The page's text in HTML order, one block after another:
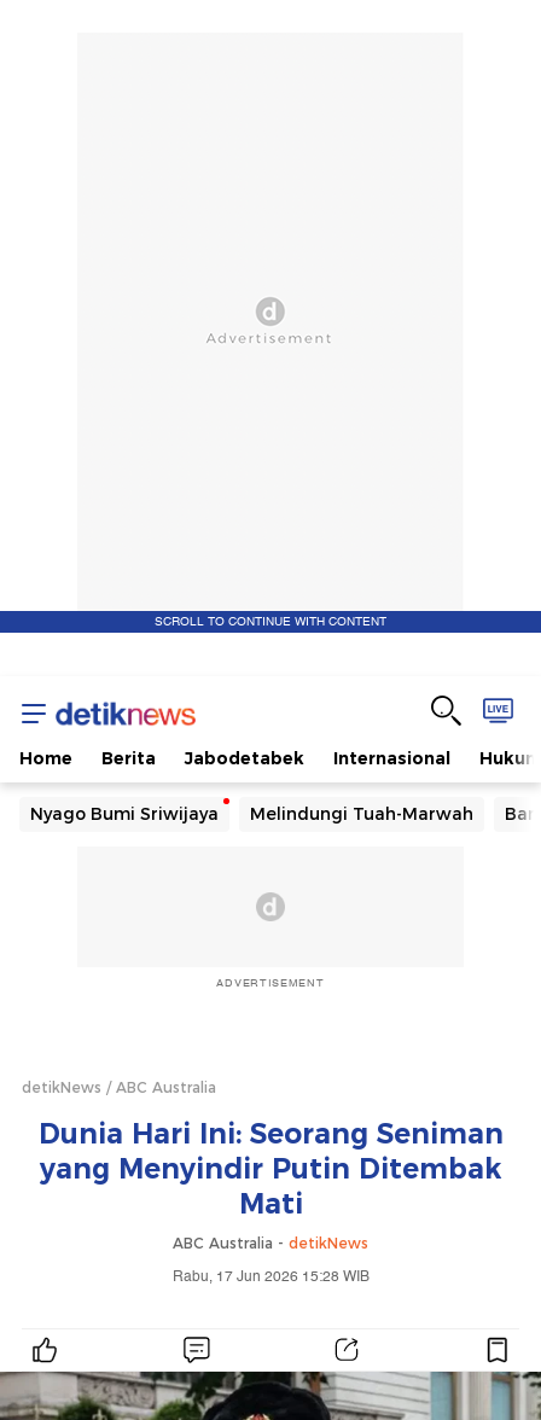
SCROLL TO CONTINUE WITH CONTENT
Home Berita Jabodetabek Internasional Hukum
Nyago Bumi Sriwijaya Melindungi Tuah-Marwah
ADVERTISEMENT
detikNews ABC Australia
Dunia Hari Ini: Seorang Seniman
yang Menyindir Putin Ditembak
Mati
ABC Australia - detikNews
Rabu, 17 Jun 2026 15:28 WIB